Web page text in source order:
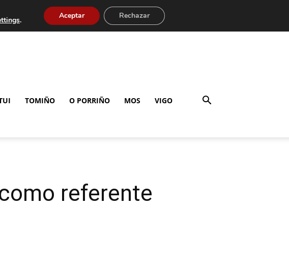
TOMIÑO O PORRIÑO MOS VIGO
referente
. Aceptar Rechazar